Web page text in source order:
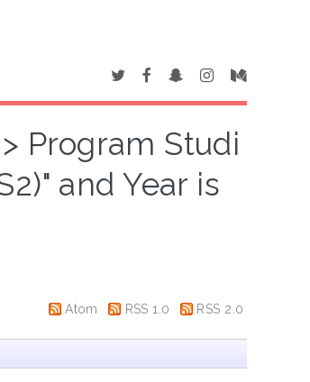
Program Studi
and Year is
Atom RSS 1.0 RSS 2.0